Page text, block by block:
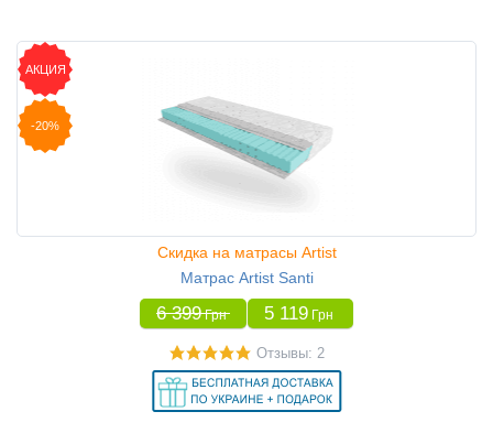
АКЦИЯ
-20%
Скидка на матрасы Artist
Матрас Artist Santi
6 399 Грн 5 119 Грн
Отзывы: 2